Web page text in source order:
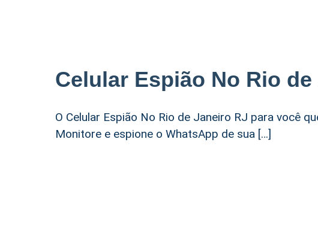
Celular Espião No Rio
O Celular Espião No Rio de Janeiro RJ para você
Monitore e espione o WhatsApp de sua […]